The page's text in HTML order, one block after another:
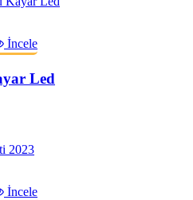
İncele
Led
İncele